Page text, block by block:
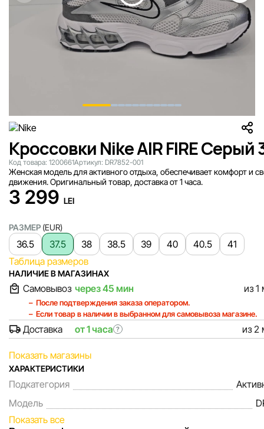
Кроссовки Nike AIR FIRE Серый
Код товара: 1200661Артикул: DR7852-001
Женская модель для активного отдыха, обеспечивает комфорт и
движения. Оригинальный товар, доставка от 1 часа.
3 299 LEI
РАЗМЕР (EUR)
36.5 37.5 38 38.5 39 40 40.5
41
Таблица размеров
НАЛИЧИЕ В МАГАЗИНАХ
Самовывоз через 45 мин из 1
После подтверждения заказа оператором.
Если товар в наличии в выбранном для самовывоза магазине.
Доставка от 1 часа ? из 2
Показать магазины
ХАРАКТЕРИСТИКИ
Подкатегория
Модель
Показать все